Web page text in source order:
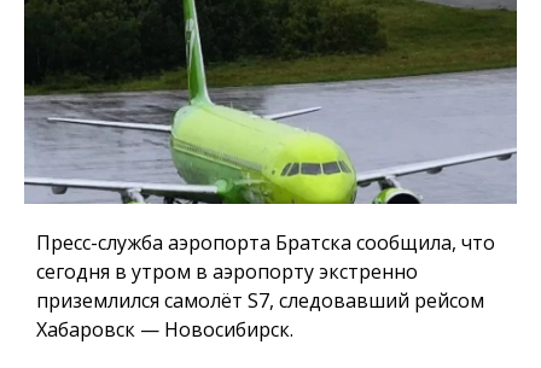
Пресс-служба аэропорта Братска сообщила, что
сегодня в утром в аэропорту экстренно
приземлился самолёт S7, следовавший рейсом
Хабаровск — Новосибирск.